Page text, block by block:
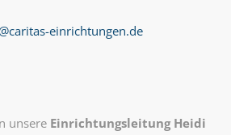
einrichtungen.de
unsere Einrichtungsleitung Heidi